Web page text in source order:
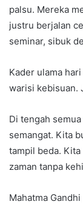
palsu. Mereka
justru berjalan
seminar, sibuk
Kader ulama
warisi kebisuan.
Di tengah
semangat. Kita
tampil beda.
zaman tanpa
Mahatma